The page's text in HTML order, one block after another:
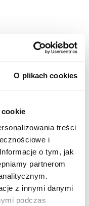
O plikach cookies
treści
i
o tym, jak
partnerom
z innymi danymi
podczas